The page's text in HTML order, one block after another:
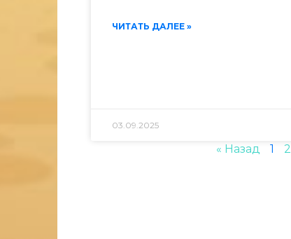
ЧИТАТЬ ДАЛЕЕ »
03.09.2025
« Назад 1 2